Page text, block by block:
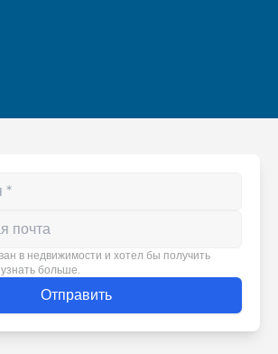
number
в недвижимости и хотел бы получить
больше.
Отправить